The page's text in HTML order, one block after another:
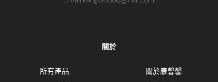
關於
所有產品
關於康馨馨